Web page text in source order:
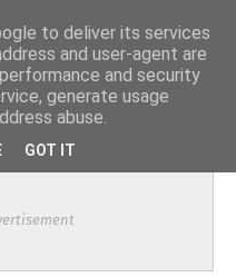
to deliver its services
and user-agent are
and security
generate usage
abuse.
GOT IT